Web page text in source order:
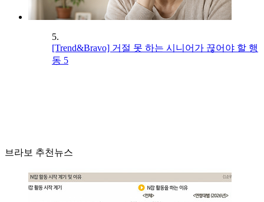
5.
[Trend&Bravo] 거절 못 하는 시니어가 끊어야 할 행
동 5
브라보 추천뉴스